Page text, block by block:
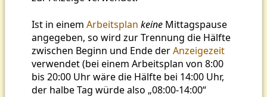
Ist in einem Arbeitsplan keine Mittagspause
angegeben, so wird zur Trennung die Hälfte
zwischen Beginn und Ende derAnzeigezeit
verwendet (bei einem Arbeitsplan von 8:00
bis 20:00 Uhr wäre die Hälfte bei 14:00 Uhr,
der halbe Tag würde also „08:00-14:00“